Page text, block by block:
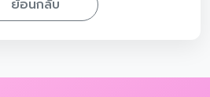
ย้อนกลับ